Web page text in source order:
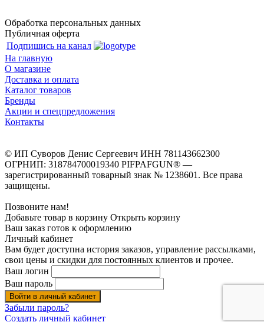
Обработка персональных данных
Публичная оферта
Подпишись на канал
На главную
О магазине
Доставка и оплата
Каталог товаров
Бренды
Акции и спецпредложения
Контакты
© ИП Суворов Денис Сергеевич ИНН 781143662300
ОГРНИП: 318784700019340 PIFPAFGUN® —
зарегистрированный товарный знак № 1238601. Все права
защищены.
Позвоните нам!
Добавьте товар в корзину Открыть корзину
Ваш заказ готов к оформлению
Личный кабинет
Вам будет доступна история заказов, управление рассылками,
свои цены и скидки для постоянных клиентов и прочее.
Ваш логин
Ваш пароль
Войти в личный кабинет
Забыли пароль?
Создать личный кабинет